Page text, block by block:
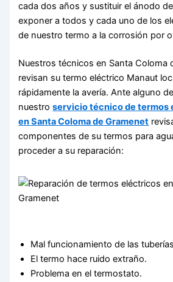
cada dos años y sustituir el ánodo
exponer a todos y cada uno de los
de nuestro termo a la corrosión por
Nuestros técnicos en Santa Coloma
revisan su termo eléctrico Manaut
rápidamente la avería. Ante alguno
nuestroservicio técnico de termos
en Santa Coloma de Gramenet
componentes de su termos para
proceder a su reparación:
Mal funcionamiento de las
El termo hace ruido extraño.
Problema en el termostato.